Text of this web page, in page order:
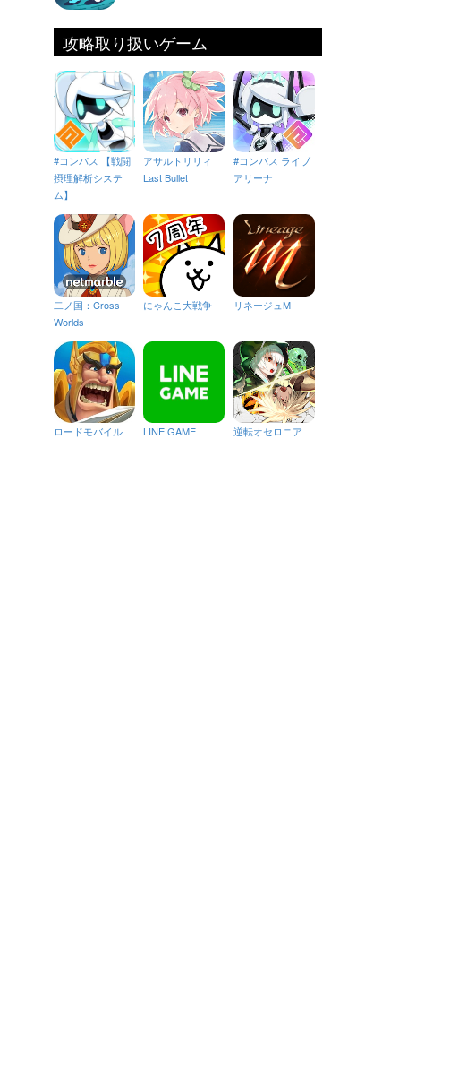
攻略取り扱いゲーム
#コンパス 【戦闘
摂理解析システ
ム】
アサルトリリィ
Last Bullet
#コンパス ライブ
アリーナ
二ノ国：Cross
Worlds
にゃんこ大戦争 リネージュM
ロードモバイル LINE GAME 逆転オセロニア